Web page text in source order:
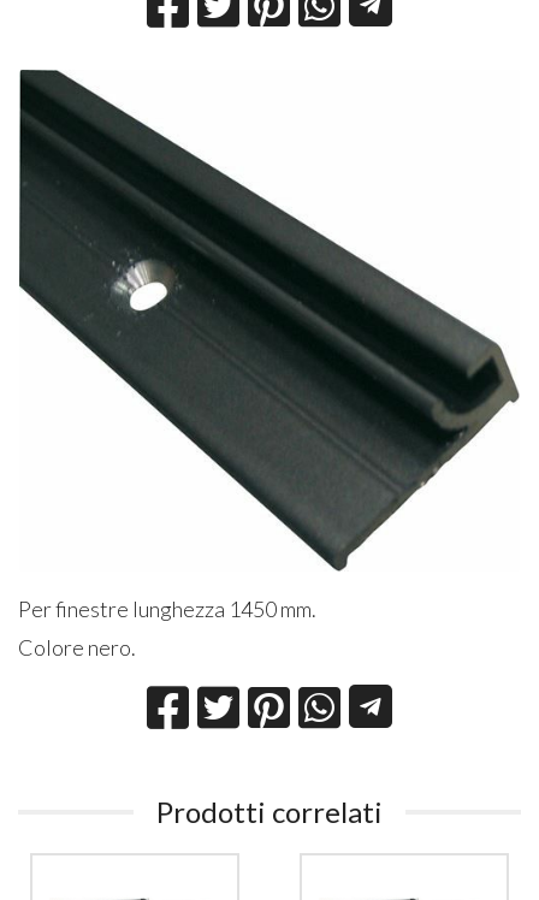
Per finestre lunghezza 1450 mm.
Colore nero.
Prodotti correlati